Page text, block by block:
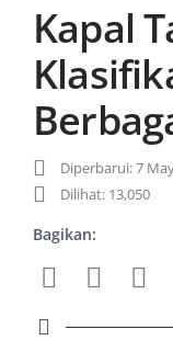
Kapal
Diperbarui: 7
Dilihat: 13,050
Bagikan: